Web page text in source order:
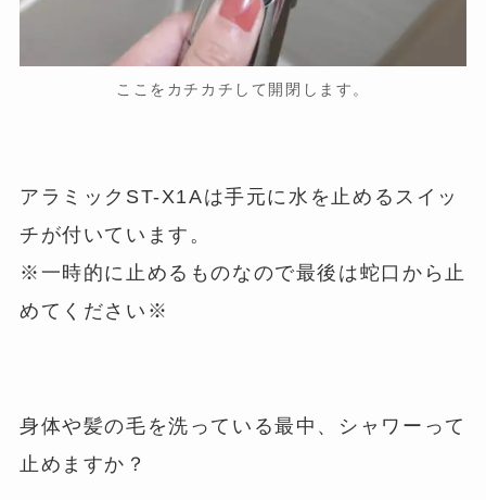
ここをカチカチして開閉します。
アラミックST-X1Aは手元に水を止めるスイッ
チが付いています。
※一時的に止めるものなので最後は蛇口から止
めてください※
身体や髪の毛を洗っている最中、シャワーって
止めますか？